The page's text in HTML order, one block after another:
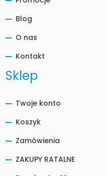
Blog
O nas
Kontakt
Sklep
Twoje konto
Koszyk
Zamówienia
ZAKUPY RATALNE